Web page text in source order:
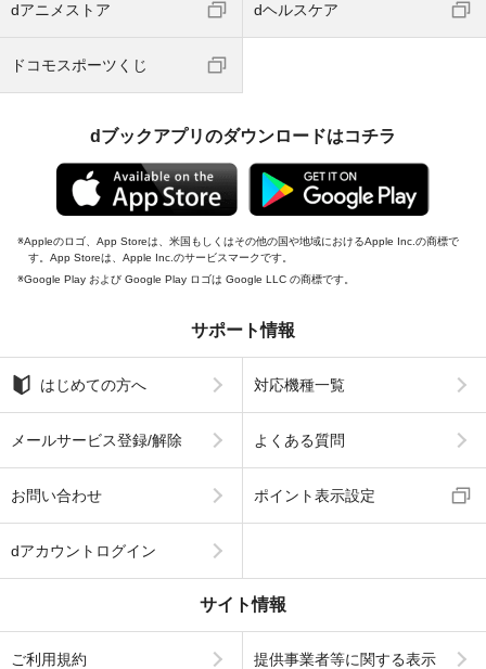
dアニメストア dヘルスケア
ドコモスポーツくじ
dブックアプリのダウンロードはコチラ
Appleのロゴ、App Storeは、米国もしくはその他の国や地域におけるApple Inc.の商標で
す。App Storeは、Apple Inc.のサービスマークです。
Google Play および Google Play ロゴは Google LLC の商標です。
サポート情報
はじめての方へ 対応機種一覧
メールサービス登録/解除 よくある質問
お問い合わせ ポイント表示設定
dアカウントログイン
サイト情報
ご利用規約 提供事業者等に関する表示